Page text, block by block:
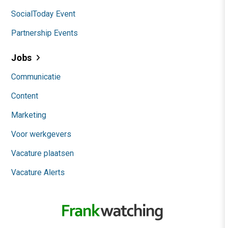
SocialToday Event
Partnership Events
Jobs
Communicatie
Content
Marketing
Voor werkgevers
Vacature plaatsen
Vacature Alerts